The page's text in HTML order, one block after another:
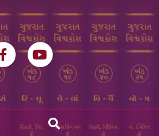
FacebookYoutube